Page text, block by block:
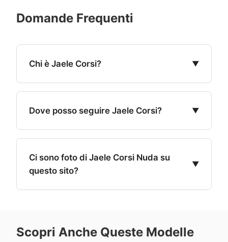
Domande Frequenti
Chi è Jaele Corsi?
Jaele Corsi è una influencer e content
dove condivide contenuti di moda, lifestyle
e beauty con uno stile personale e
riconoscibile.
Dove posso seguire Jaele Corsi?
Puoi seguire Jaele Corsi su Instagram, dove
lifestyle che riflettono la sua personalità
unica.
Ci sono foto di Jaele Corsi Nuda su
questo sito?
definizione che mostrano la bellezza
Scopri Anche Queste Modelle